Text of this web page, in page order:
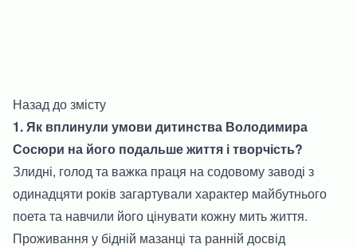
Назад до змісту
1. Як вплинули умови дитинства Володимира
Сосюри на його подальше життя і творчість?
Злидні, голод та важка праця на содовому заводі з
одинадцяти років загартували характер майбутнього
поета та навчили його цінувати кожну мить життя.
Проживання у бідній мазанці та ранній досвід